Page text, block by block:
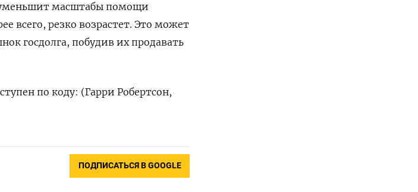
масштабы помощи
всего, резко возрастет. Это может
госдолга, побудив их продавать
по коду: (Гарри Робертсон,
ПОДПИСАТЬСЯ В GOOGLE